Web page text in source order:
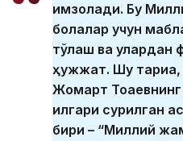
имзолади. Бу
болалар учун
тўлаш ва улардан
ҳужжат. Шу
Жомарт
илгари сурилган
бири – “Миллий